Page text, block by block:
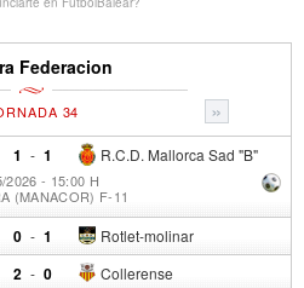
Federacion
»
34
1 - R.C.D. Mallorca Sad "B"
1
2026 - 15:00 H
(MANACOR) F-11
0 - Rotlet-molinar
1
2 - Collerense
0